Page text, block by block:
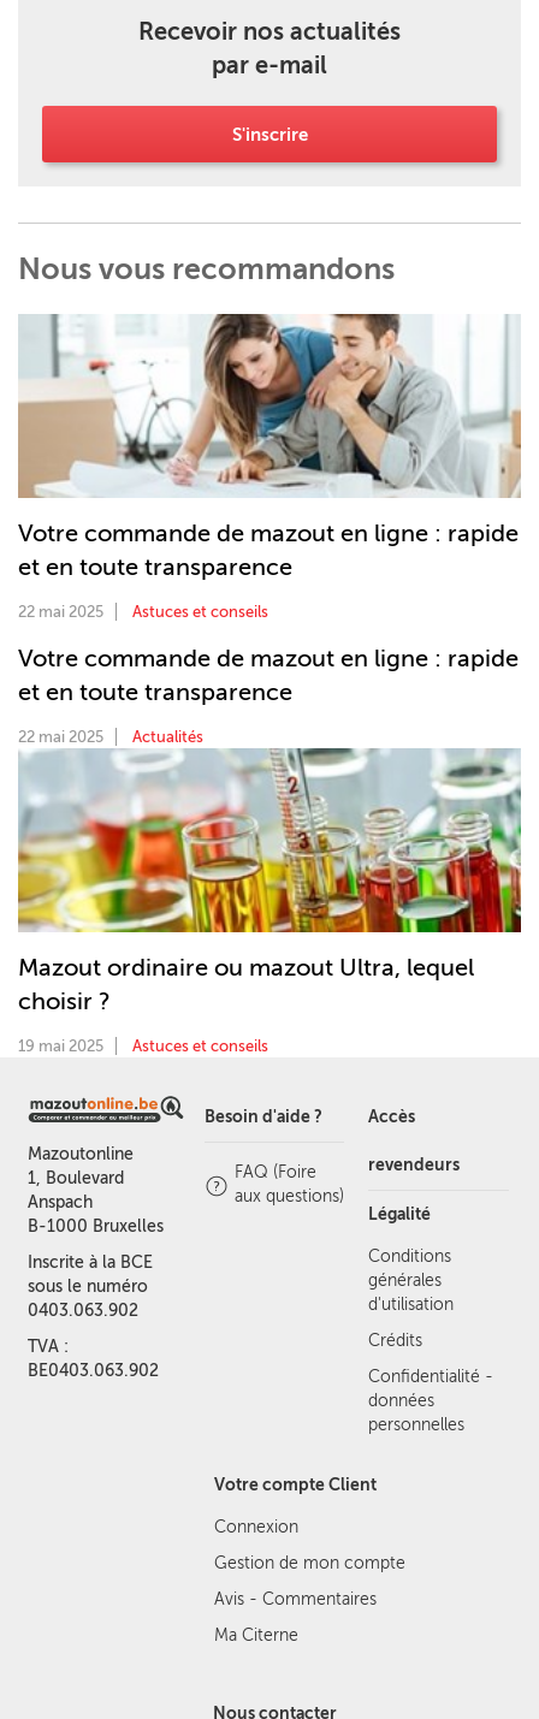
Recevoir nos actualités
par e-mail
S'inscrire
Nous vous recommandons
Votre commande de mazout en ligne : rapide
et en toute transparence
22 mai 2025 Astuces et conseils
Votre commande de mazout en ligne : rapide
et en toute transparence
22 mai 2025 Actualités
Mazout ordinaire ou mazout Ultra, lequel
choisir ?
19 mai 2025 Astuces et conseils
Mazoutonline
1, Boulevard
Anspach
B-1000 Bruxelles
Inscrite à la BCE
sous le numéro
0403.063.902
TVA :
BE0403.063.902
Besoin d'aide ?
FAQ (Foire
aux questions)
Accès
revendeurs
Légalité
Conditions
générales
d'utilisation
Crédits
Confidentialité -
données
personnelles
Votre compte Client
Connexion
Gestion de mon compte
Avis - Commentaires
Ma Citerne
Nous contacter